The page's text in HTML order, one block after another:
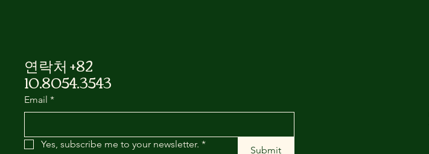
연락처 +82
10.8054.3543
Email *
Yes, subscribe me to your newsletter. *
Submit